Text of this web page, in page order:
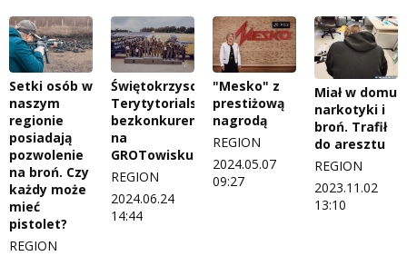
Setki osób w
naszym
regionie
posiadają
pozwolenie
na broń. Czy
każdy może
mieć
pistolet?
REGION
Świętokrzyscy
Terytytorialsi
bezkonkurencyjni
na
GROTowisku
REGION
2024.06.24
14:44
"Mesko" z
prestiżową
nagrodą
REGION
2024.05.07
09:27
Miał w domu
narkotyki i
broń. Trafił
do aresztu
REGION
2023.11.02
13:10